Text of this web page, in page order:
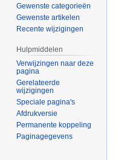
Gewenste categorieën
Gewenste artikelen
Recente wijzigingen
Hulpmiddelen
Verwijzingen naar deze
pagina
Gerelateerde
wijzigingen
Speciale pagina's
Afdrukversie
Permanente koppeling
Paginagegevens